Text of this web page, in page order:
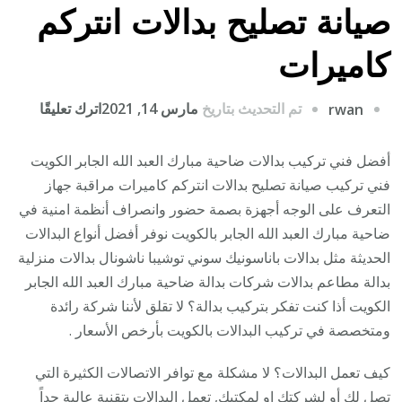
صيانة تصليح بدالات انتركم
كاميرات
rwan تم التحديث بتاريخ مارس 14, 2021 اترك تعليقًا
بدالات
مبارك
العبد
الله
الجابر
فني
أفضل فني تركيب بدالات ضاحية مبارك العبد الله الجابر الكويت
فني تركيب صيانة تصليح بدالات انتركم كاميرات مراقبة جهاز
التعرف على الوجه أجهزة بصمة حضور وانصراف أنظمة امنية في
ضاحية مبارك العبد الله الجابر بالكويت نوفر أفضل أنواع البدالات
الحديثة مثل بدالات باناسونيك سوني توشيبا ناشونال بدالات منزلية
بدالة مطاعم بدالات شركات بدالة ضاحية مبارك العبد الله الجابر
الكويت أذا كنت تفكر بتركيب بدالة؟ لا تقلق لأننا شركة رائدة
ومتخصصة في تركيب البدالات بالكويت بأرخص الأسعار .
كيف تعمل البدالات؟ لا مشكلة مع توافر الاتصالات الكثيرة التي
تصل لك أو لشركتك او لمكتبك, تعمل البدالات بتقنية عالية جداً